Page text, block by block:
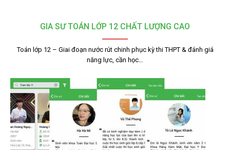
GIA SƯ TOÁN LỚP 12 CHẤT LƯỢNG CAO
Toán lớp 12 – Giai đoạn nước rút chinh phục kỳ thi THPT & đánh giá
năng lực, cần học…